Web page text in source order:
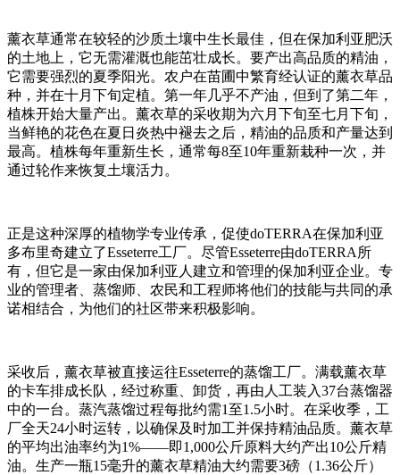
薰衣草通常在较轻的沙质土壤中生长最佳，但在保加利亚肥沃
的土地上，它无需灌溉也能茁壮成长。要产出高品质的精油，
它需要强烈的夏季阳光。农户在苗圃中繁育经认证的薰衣草品
种，并在十月下旬定植。第一年几乎不产油，但到了第二年，
植株开始大量产出。薰衣草的采收期为六月下旬至七月下旬，
当鲜艳的花色在夏日炎热中褪去之后，精油的品质和产量达到
最高。植株每年重新生长，通常每8至10年重新栽种一次，并
通过轮作来恢复土壤活力。
正是这种深厚的植物学专业传承，促使doTERRA在保加利亚
多布里奇建立了Esseterre工厂。尽管Esseterre由doTERRA所
有，但它是一家由保加利亚人建立和管理的保加利亚企业。专
业的管理者、蒸馏师、农民和工程师将他们的技能与共同的承
诺相结合，为他们的社区带来积极影响。
采收后，薰衣草被直接运往Esseterre的蒸馏工厂。满载薰衣草
的卡车排成长队，经过称重、卸货，再由人工装入37台蒸馏器
中的一台。蒸汽蒸馏过程每批约需1至1.5小时。在采收季，工
厂全天24小时运转，以确保及时加工并保持精油品质。薰衣草
的平均出油率约为1%——即1,000公斤原料大约产出10公斤精
油。生产一瓶15毫升的薰衣草精油大约需要3磅（1.36公斤）